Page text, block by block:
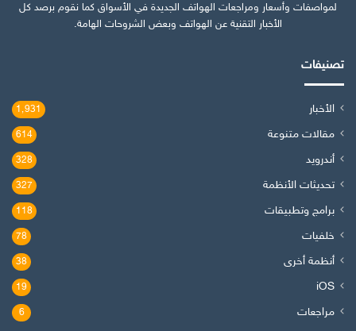
لمواصفات وأسعار ومراجعات الهواتف الجديدة في الأسواق كما نقوم برصد كل
الأخبار التقنية عن الهواتف وبعض الشروحات الهامة.
تصنيفات
الأخبار 1٬931
مقالات متنوعة 614
أندرويد 328
تحديثات الأنظمة 327
برامج وتطبيقات 118
خلفيات 78
أنظمة أخرى 38
iOS
19
مراجعات 6